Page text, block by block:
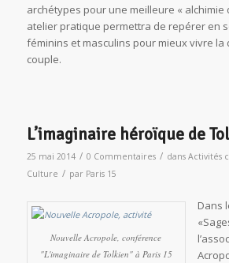
archétypes pour une meilleure « alchimie
atelier pratique permettra de repérer en
féminins et masculins pour mieux vivre la
couple.
L’imaginaire héroïque de
25 mai 2014 / 0 Commentaires / dans Activités
Culture / par Paris 15
Nouvelle Acropole, conférence
"L'imaginaire de Tolkien" à Paris 15
Dans